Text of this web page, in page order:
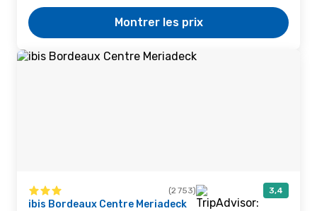
Montrer les prix
(2 753) 3,4
ibis Bordeaux Centre Meriadeck